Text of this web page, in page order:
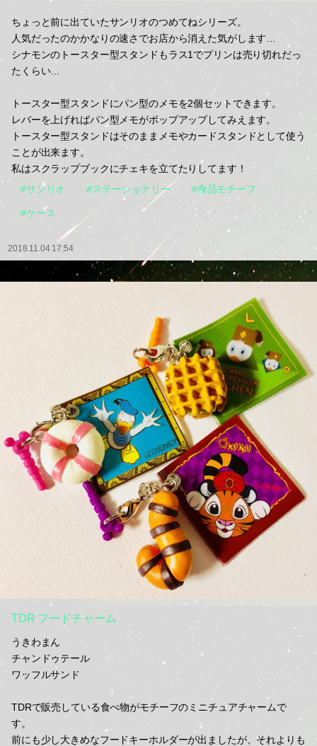
ちょっと前に出ていたサンリオのつめてねシリーズ。
人気だったのかかなりの速さでお店から消えた気がします…
シナモンのトースター型スタンドもラス1でプリンは売り切れだっ
たくらい…
トースター型スタンドにパン型のメモを2個セットできます。
レバーを上げればパン型メモがポップアップしてみえます。
トースター型スタンドはそのままメモやカードスタンドとして使う
ことが出来ます。
私はスクラップブックにチェキを立てたりしてます！
#サンリオ
#ステーショナリー #食品モチーフ
#ケース
2018.11.04 17:54
TDR フードチャーム
うきわまん
チャンドゥテール
ワッフルサンド
TDRで販売している食べ物がモチーフのミニチュアチャームで
す。
前にも少し大きめなフードキーホルダーが出ましたが、それよりも